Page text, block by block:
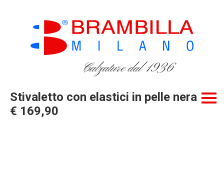
Calzature dal 1936
Stivaletto con elastici in pelle nera
€ 169,90